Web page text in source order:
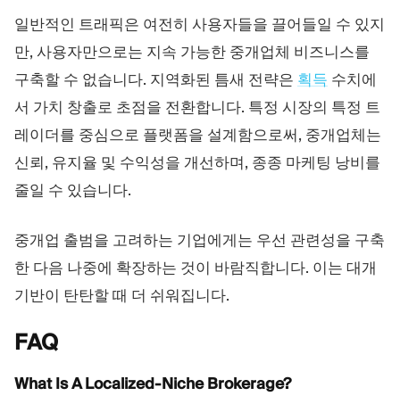
일반적인 트래픽은 여전히 사용자들을 끌어들일 수 있지
만, 사용자만으로는 지속 가능한 중개업체 비즈니스를
구축할 수 없습니다. 지역화된 틈새 전략은 획득 수치에
서 가치 창출로 초점을 전환합니다. 특정 시장의 특정 트
레이더를 중심으로 플랫폼을 설계함으로써, 중개업체는
신뢰, 유지율 및 수익성을 개선하며, 종종 마케팅 낭비를
줄일 수 있습니다.
중개업 출범을 고려하는 기업에게는 우선 관련성을 구축
한 다음 나중에 확장하는 것이 바람직합니다. 이는 대개
기반이 탄탄할 때 더 쉬워집니다.
FAQ
What Is A Localized-Niche Brokerage?